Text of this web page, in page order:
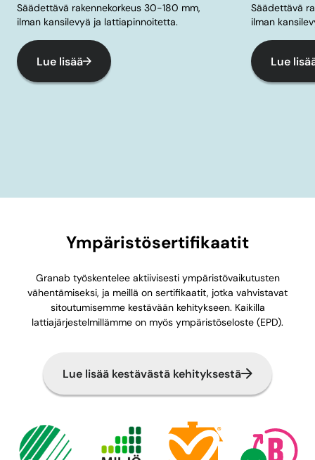
Säädettävä rakennekorkeus 30-180 mm,
ilman kansilevyä ja lattiapinnoitetta.
Lue lisää
Säädettävä
ilman
Lue
Ympäristösertifikaatit
Granab työskentelee aktiivisesti ympäristövaikutusten
vähentämiseksi, ja meillä on sertifikaatit, jotka vahvistavat
sitoutumisemme kestävään kehitykseen. Kaikilla
lattiajärjestelmillämme on myös ympäristöseloste (EPD).
Lue lisää kestävästä kehityksestä